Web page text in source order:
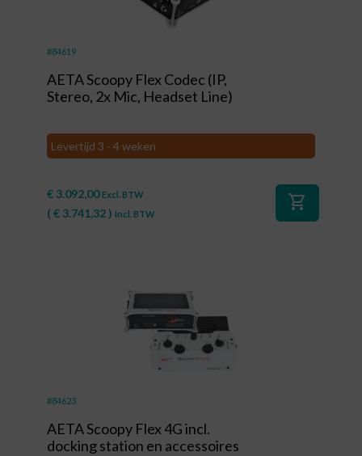
#84619
AETA Scoopy Flex Codec (IP,
Stereo, 2x Mic, Headset Line)
Levertijd 3 - 4 weken
€ 3.092,00 Excl. BTW
( € 3.741,32) Incl. BTW
shopping_cart
#84623
AETA Scoopy Flex 4G incl.
docking station en accessoires